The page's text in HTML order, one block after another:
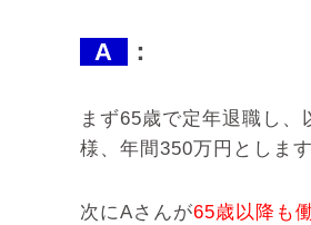
A ：
まず65歳で定年退職し、
様、年間350万円としま
次にAさんが65歳以降も